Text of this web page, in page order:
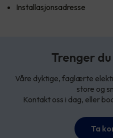
Installasjonsadresse
Trenger
Våre dyktige, faglærte
store og
Kontakt oss i dag, eller
Ta